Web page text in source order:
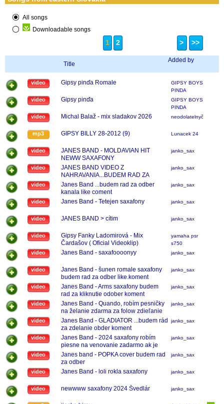
All songs
Downloadable songs
1 2 > >>
Title
Added by
video Gipsy pinďa Romale
GIPSY BOYS
PINDA
video Gipsy pinďa
GIPSY BOYS
PINDA
video Michal Balaž - mix sladakov 2026 neodolatelnyčavo
mp3 GIPSY BILLY 28-2012 (9) Lunacek 24
video
JANES BAND - MOLDAVIAN HIT
NEWW SAXAFONY
janko_sax
video
JANES BAND VIDEO Z
NAHRAVANIA...BUDEM RAD ZA
ODOBER KANALA LIKE COMENT
janko_sax
video
Janes Band ...budem rad za odber
kanala like coment
janko_sax
video Janes Band - Tetejen saxafony janko_sax
video JANES BAND > cítim janko_sax
video
Gipsy Fanky Ladomirová - Mix
Čardašov ( Oficial Videoklip)
yamaha psr
s750
video Janes Band - saxafoooonyy janko_sax
video
Janes Band - šunen romale saxafony
budem rad za odber like.koment
janko_sax
video
Janes Band - Arms saxafony budem
rad za kliknutie odober koment
janko_sax
video
Janes Band - Quando, robím pesničky
na želanie zdarma za folow zdieľanie
like ozvy sa mi na koment fb
janko_sax
video
Janes Band - GLADIATOR ...budem rád
za zdelanie obder koment
janko_sax
video
Janes Band - 2024 saxafony robím
piesne na venovanie zadarmo ak je
zaujem ozvy sa
janko_sax
video
Janes band - POPKA cover budem rad
za odber
janko_sax
video Janes Band - loli rokla saxafony janko_sax
video newwww saxafony 2024 Švedlár janko_sax